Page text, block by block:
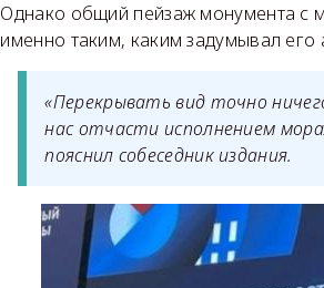
Однако общий пейзаж монумента с
именно таким, каким задумывал его
«Перекрывать вид точно
нас отчасти исполнением
пояснил собеседник издания.